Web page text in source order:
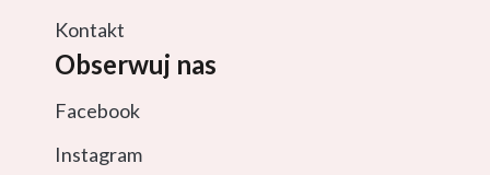
Kontakt
Obserwuj nas
Facebook
Instagram